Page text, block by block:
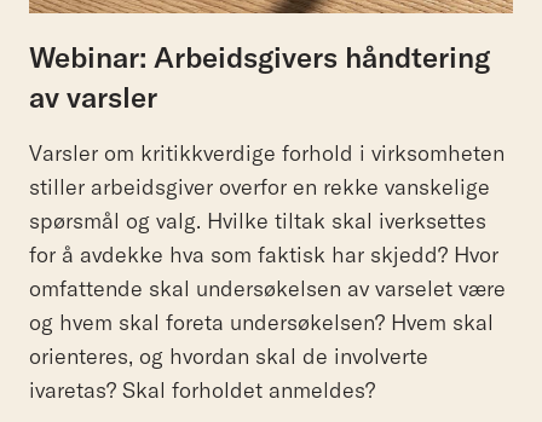
Webinar: Arbeidsgivers håndtering
av varsler
Varsler om kritikkverdige forhold i virksomheten
stiller arbeidsgiver overfor en rekke vanskelige
spørsmål og valg. Hvilke tiltak skal iverksettes
for å avdekke hva som faktisk har skjedd? Hvor
omfattende skal undersøkelsen av varselet være
og hvem skal foreta undersøkelsen? Hvem skal
orienteres, og hvordan skal de involverte
ivaretas? Skal forholdet anmeldes?